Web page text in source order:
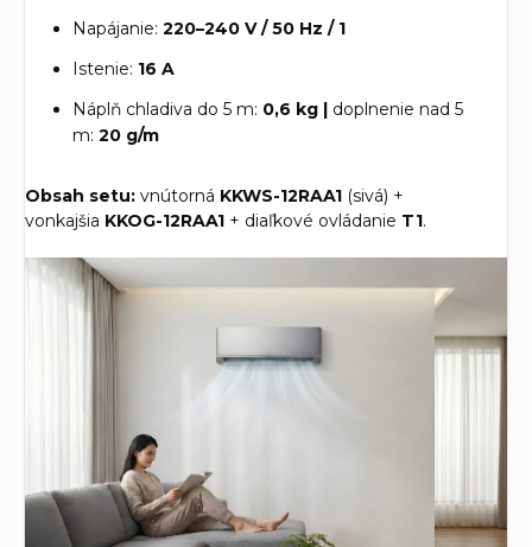
Napájanie: 220–240 V / 50 Hz / 1
Istenie: 16 A
Náplň chladiva do 5 m: 0,6 kg | doplnenie nad 5
m: 20 g/m
Obsah setu: vnútorná KKWS-12RAA1 (sivá) +
vonkajšia KKOG-12RAA1 + diaľkové ovládanie T1.